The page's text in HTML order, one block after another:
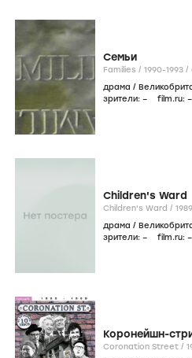
Семьи
Families / 1990-1993 /
драма /
зрители: – film.ru: –
Children's Ward
Children's Ward /
драма /
зрители: – film.ru: –
Коронейшн-
Coronation Street /